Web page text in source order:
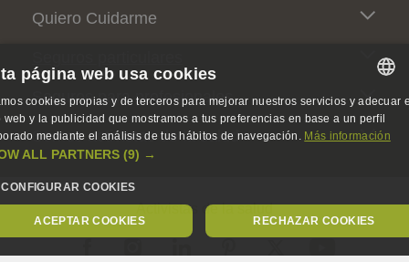
Pie de página
Quiero Cuidarme
Seguros para profesionales
Somos activistas de la salud
Activistas de la salud
SPANISH
SPANISH
GERMAN
página web usa cookies
cookies propias y de terceros para mejorar nuestros servicios y adecuar
web y la publicidad que mostramos a tus preferencias en base a un perfil
mediante el análisis de tus hábitos de navegación. Más información
ALL PARTNERS (9) →
CONFIGURAR COOKIES
ACEPTAR COOKIES RECHAZAR COOKIES